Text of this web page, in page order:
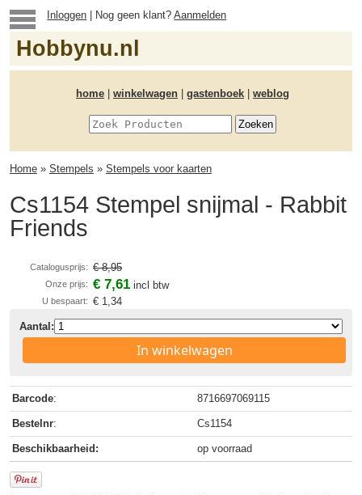
Inloggen | Nog geen klant?Aanmelden
Hobbynu.nl
home winkelwagen gastenboek weblog
Home » Stempels » Stempels voor kaarten
Cs1154 Stempel snijmal - Rabbit
Friends
Catalogusprijs: € 8,95
Onze prijs: € 7,61 incl btw
U bespaart: € 1,34
Aantal:
In winkelwagen
Barcode: 8716697069115
Bestelnr: Cs1154
Beschikbaarheid: op voorraad